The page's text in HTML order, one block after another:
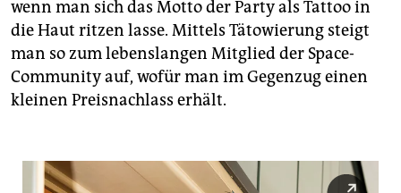
wenn man sich das Motto der Party als Tattoo in
die Haut ritzen lasse. Mittels Tätowierung steigt
man so zum lebenslangen Mitglied der Space-
Community auf, wofür man im Gegenzug einen
kleinen Preisnachlass erhält.